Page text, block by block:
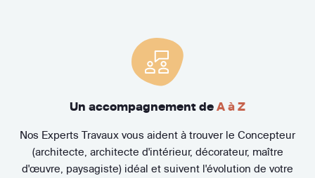
Un accompagnement de A à Z
Nos Experts Travaux vous aident à trouver le Concepteur
(architecte, architecte d'intérieur, décorateur, maître
d'œuvre, paysagiste) idéal et suivent l'évolution de votre